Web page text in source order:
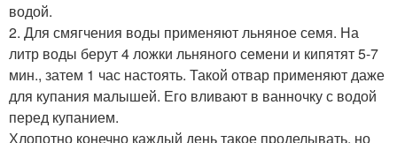
водой.
2. Для смягчения воды применяют льняное семя. На
литр воды берут 4 ложки льняного семени и кипятят 5-7
мин., затем 1 час настоять. Такой отвар применяют даже
для купания малышей. Его вливают в ванночку с водой
перед купанием.
Хлопотно конечно каждый день такое проделывать, но